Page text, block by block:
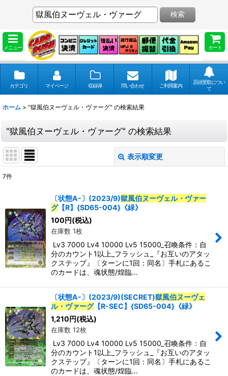
メニュー カート
検索
カテゴリ マイページ 収録弾 問い合わせ ご利用案内
店頭受取につい
て
ホーム > "獄風伯ヌーヴェル・ヴァーグ" の検索結果
"獄風伯ヌーヴェル・ヴァーグ" の検索結果
表示順変更
表示数:
並び順:
絞り込む
7件
〔状態A-〕(2023/9)獄風伯ヌーヴェル・ヴァー
グ【R】{SD65-004}《緑》
100 円(税込)
在庫数 1枚
Lv3 7000 Lv4 10000 Lv5 15000_召喚条件：自
分のカウント1以上_フラッシュ_『お互いのアタッ
クステップ』〔ターンに1回：同名〕手札にあるこ
のカードは、魂状態/煌臨…
〔状態A-〕(2023/9)(SECRET)獄風伯ヌーヴェ
ル・ヴァーグ【R-SEC】{SD65-004}《緑》
1,210 円(税込)
在庫数 12枚
Lv3 7000 Lv4 10000 Lv5 15000_召喚条件：自
分のカウント1以上_フラッシュ_『お互いのアタッ
クステップ』〔ターンに1回：同名〕手札にあるこ
のカードは、魂状態/煌臨…